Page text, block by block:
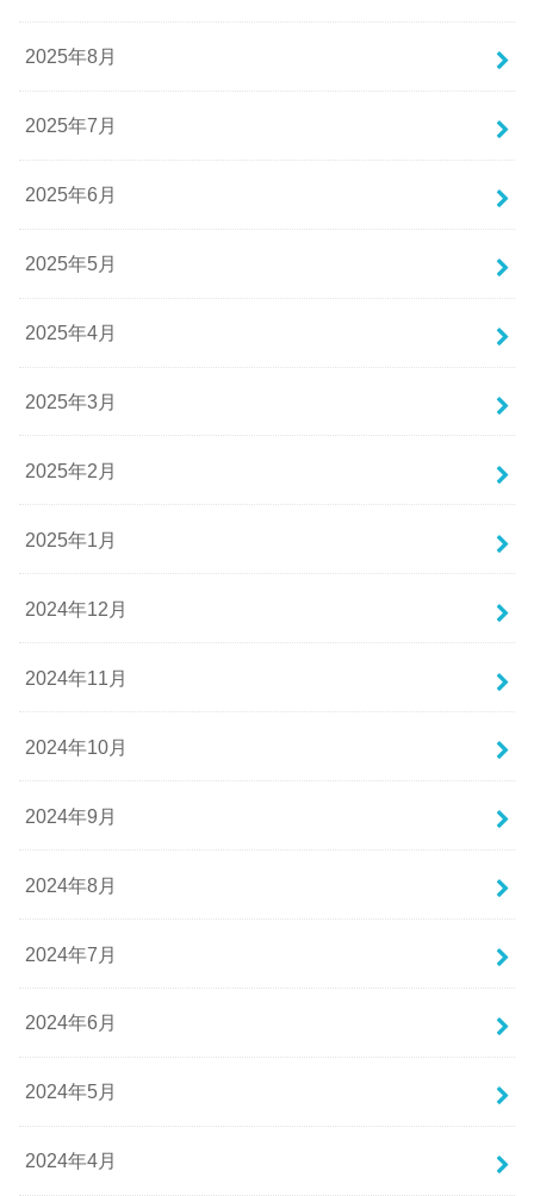
2025年8月
2025年7月
2025年6月
2025年5月
2025年4月
2025年3月
2025年2月
2025年1月
2024年12月
2024年11月
2024年10月
2024年9月
2024年8月
2024年7月
2024年6月
2024年5月
2024年4月